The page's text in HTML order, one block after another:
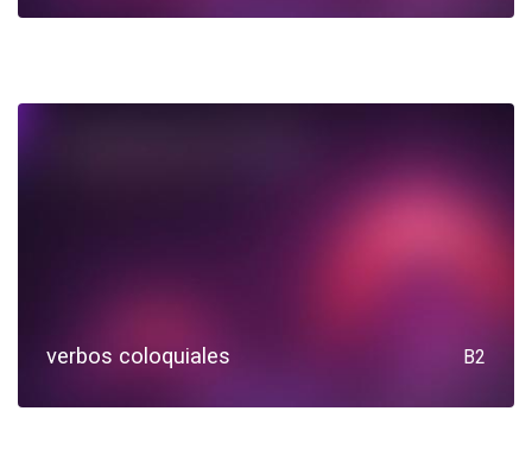
verbos coloquiales B2